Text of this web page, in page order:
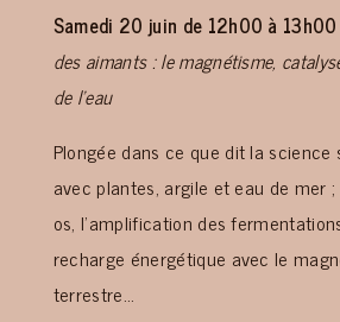
Samedi 20 juin de 12h00 à 13h00
des aimants : le magnétisme,
de l’eau
Plongée dans ce que dit la science
avec plantes, argile et eau de mer
os, l’amplification des
recharge énergétique avec le
terrestre…